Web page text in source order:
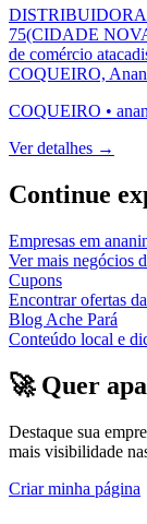
DISTRIBUIDORA
75(CIDADE
de comércio
COQUEIRO,
COQUEIRO •
Ver detalhes →
Continue
Empresas em
Ver mais negócios
Cupons
Encontrar ofertas
Blog Ache Pará
Conteúdo local e
🚀 Quer
Destaque sua
mais visibilidade
Criar minha página